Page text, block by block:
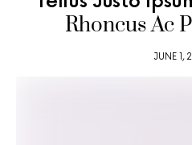
Rhoncus Ac
JUNE 1,